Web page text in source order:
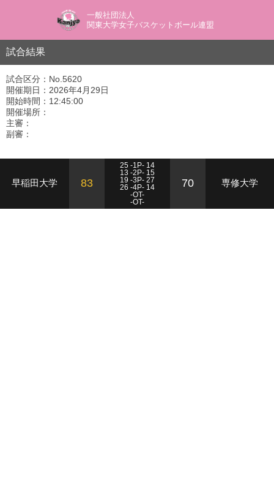
一般社団法人
関東大学女子バスケットボール連盟
試合結果
試合区分：No.5620
開催期日：2026年4月29日
開始時間：12:45:00
開催場所：
主審：
副審：
早稲田大学 83
25 -1P- 14
13 -2P- 15
19 -3P- 27
26 -4P- 14
-OT-
-OT-
70 専修大学